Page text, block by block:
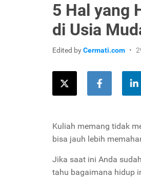
5 Hal yang
di Usia
Edited byCermati.com
Kuliah memang tidak
bisa jauh lebih
Jika saat ini Anda
tahu bagaimana hidup